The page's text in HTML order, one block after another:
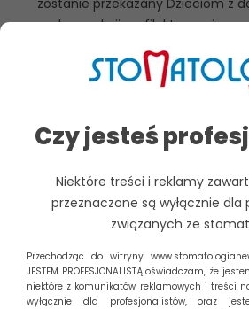
Czy jesteś
Niektóre treści i reklamy
przeznaczone są wyłącznie
związanych ze
Przechodząc do witryny
JESTEM PROFESJONALISTĄ oświadczam, że
niektóre z komunikatów reklamowych i treści
wyłącznie dla profesjonalistów, oraz
podczas akcji profilaktycznej
Polskiego Towarzystwa
studenci będą badać i edukować
dbać o higienę jamy ustnej.
Patronat Honorowy
: JM Rektor
Uniwersytetu Medycznego prof.
Krawczyk
Patronat Naukowy : Dziekan
Dentystycznego prof. dr hab. n.
Mierzwińska Nastalska